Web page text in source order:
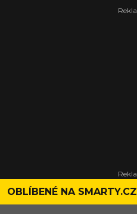
OBLÍBENÉ NA SMARTY.CZ